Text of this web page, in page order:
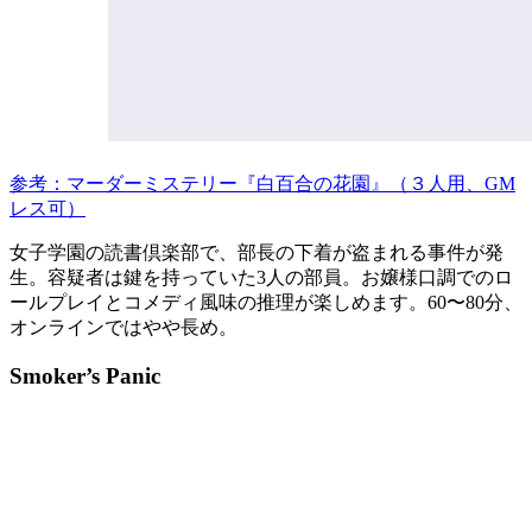
参考：マーダーミステリー『白百合の花園』（３人用、GM
レス可）
女子学園の読書倶楽部で、部長の下着が盗まれる事件が発
生。容疑者は鍵を持っていた3人の部員。お嬢様口調でのロ
ールプレイとコメディ風味の推理が楽しめます。60〜80分、
オンラインではやや長め。
Smoker’s Panic